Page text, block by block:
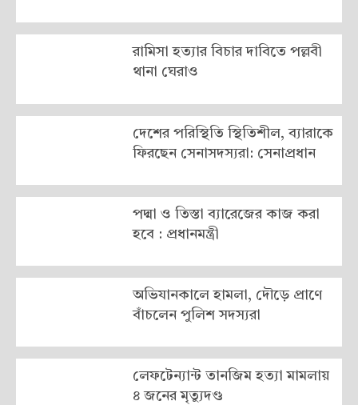
রামিসা হত্যার বিচার দাবিতে পল্লবী
থানা ঘেরাও
দেশের পরিস্থিতি স্থিতিশীল, ব্যারাকে
ফিরছেন সেনাসদস্যরা: সেনাপ্রধান
পদ্মা ও তিস্তা ব্যারেজের কাজ করা
হবে : প্রধানমন্ত্রী
অভিযানকালে হামলা, দৌড়ে প্রাণে
বাঁচলেন পুলিশ সদস্যরা
লেফটেন্যান্ট তানজিম হত্যা মামলায়
৪ জনের মৃত্যুদণ্ড